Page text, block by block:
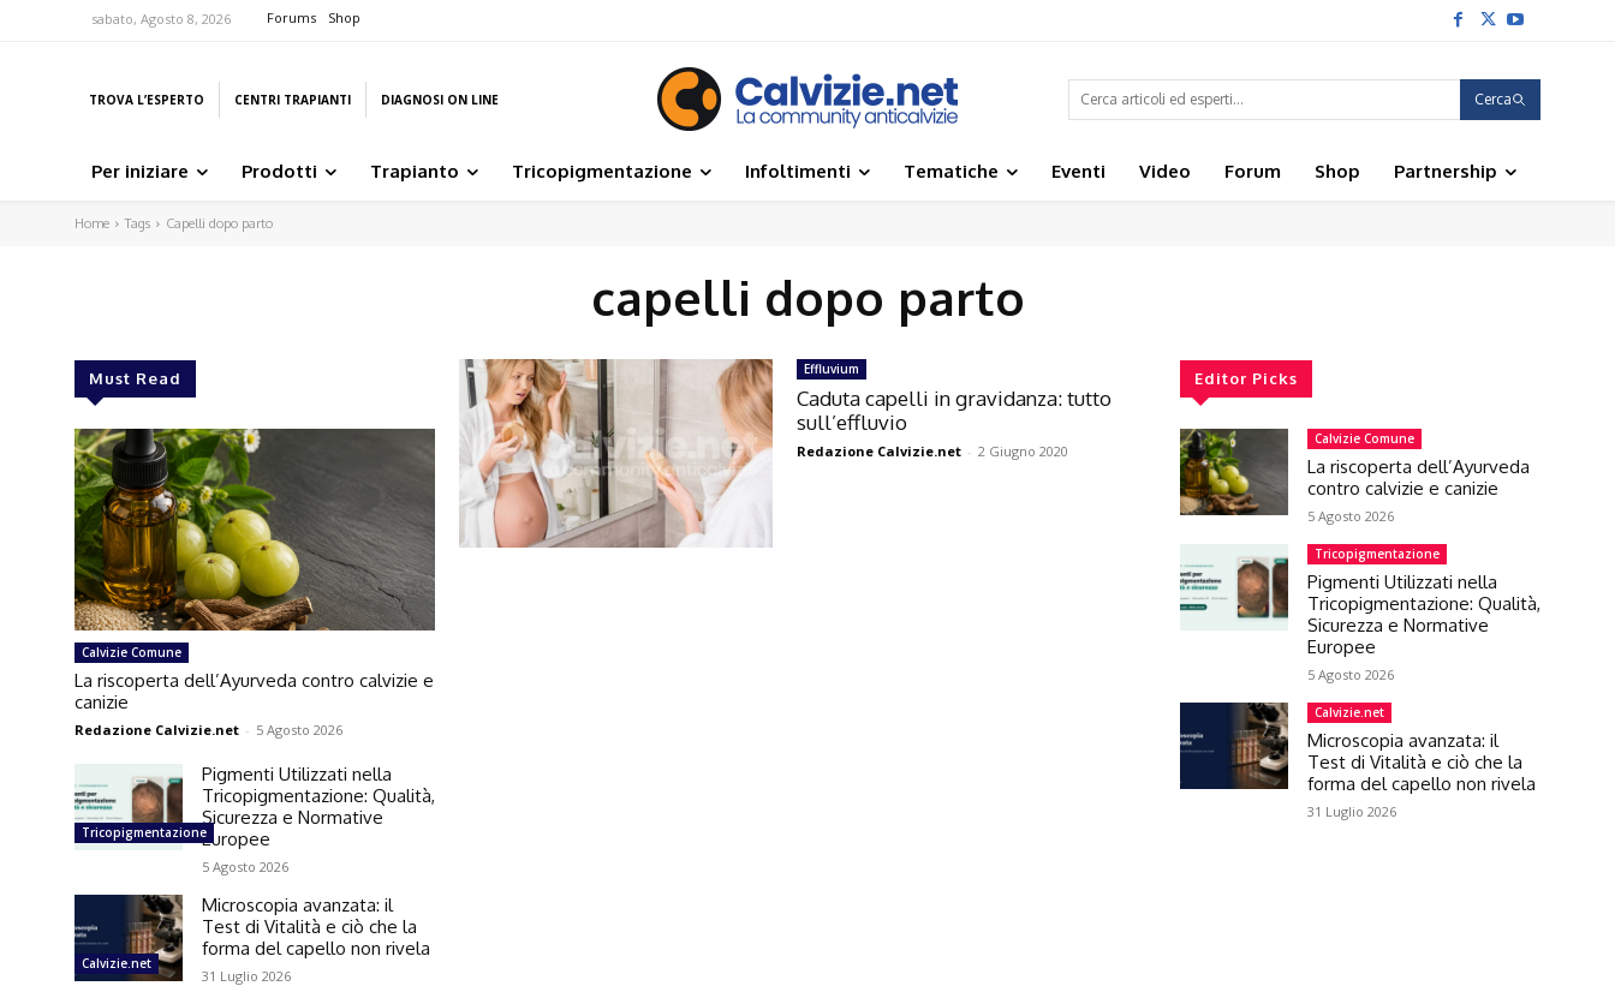
sabato, Agosto 8, 2026 Forums Shop
TROVA L’ESPERTO CENTRI TRAPIANTI DIAGNOSI ON LINE Cerca
Per iniziare Prodotti Trapianto Tricopigmentazione Infoltimenti Tematiche Eventi Video Forum Shop Partnership
Home Tags Capelli dopo parto
capelli dopo parto
Must Read
Calvizie Comune
La riscoperta dell’Ayurveda contro calvizie e
canizie
Redazione Calvizie.net - 5 Agosto 2026
Tricopigmentazione
Pigmenti Utilizzati nella
Tricopigmentazione: Qualità,
Sicurezza e Normative
Europee
5 Agosto 2026
Calvizie.net
Microscopia avanzata: il
Test di Vitalità e ciò che la
forma del capello non rivela
31 Luglio 2026
Effluvium
Caduta capelli in gravidanza: tutto
sull’effluvio
Redazione Calvizie.net - 2 Giugno 2020
Editor Picks
Calvizie Comune
La riscoperta dell’Ayurveda
contro calvizie e canizie
5 Agosto 2026
Tricopigmentazione
Pigmenti Utilizzati nella
Tricopigmentazione: Qualità,
Sicurezza e Normative
Europee
5 Agosto 2026
Calvizie.net
Microscopia avanzata: il
Test di Vitalità e ciò che la
forma del capello non rivela
31 Luglio 2026